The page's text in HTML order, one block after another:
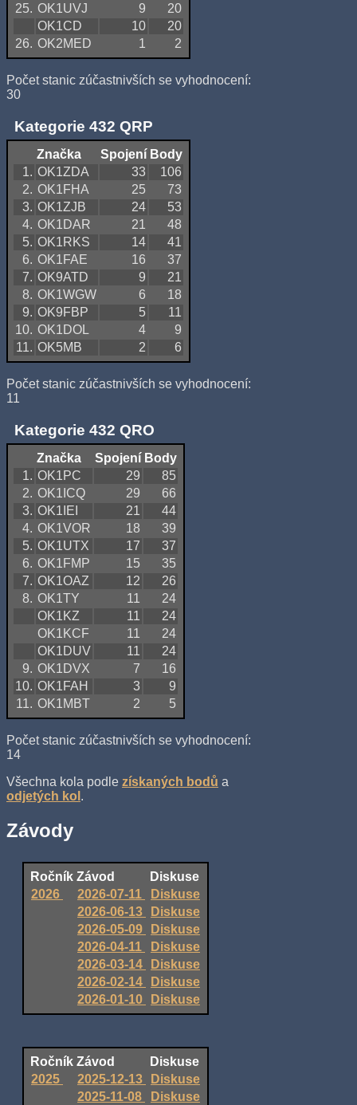
25. OK1UVJ 9
20
OK1CD
10
20
26. OK2MED 1 2
Počet stanic zúčastnivších se vyhodnocení:
30
Kategorie 432 QRP
Značka Spojení Body
1. OK1ZDA 33
106
2. OK1FHA 25
73
3. OK1ZJB 24
53
4. OK1DAR 21
48
5. OK1RKS 14
41
6. OK1FAE 16
37
7. OK9ATD 9
21
8. OK1WGW 6
18
9. OK9FBP 5
11
10. OK1DOL 4
9
11. OK5MB 2 6
Počet stanic zúčastnivších se vyhodnocení:
11
Kategorie 432 QRO
Značka Spojení Body
1. OK1PC 29
85
2. OK1ICQ 29
66
3. OK1IEI 21
44
4. OK1VOR 18
39
5. OK1UTX 17
37
6. OK1FMP 15
35
7. OK1OAZ 12
26
8. OK1TY 11
24
OK1KZ
11
24
OK1KCF
11
24
OK1DUV
11
24
9. OK1DVX 7
16
10. OK1FAH 3
9
11. OK1MBT 2 5
Počet stanic zúčastnivších se vyhodnocení:
14
Všechna kola podle získaných bodů a
odjetých kol .
Závody
Ročník Závod
Diskuse
2026
2026-07-11
Diskuse
2026-06-13
Diskuse
2026-05-09
Diskuse
2026-04-11
Diskuse
2026-03-14
Diskuse
2026-02-14
Diskuse
2026-01-10
Diskuse
Ročník Závod
Diskuse
2025
2025-12-13
Diskuse
2025-11-08
Diskuse